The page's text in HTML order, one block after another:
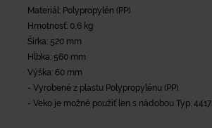
Materiál: Polypropylén (PP)
Hmotnosť: 0,6 kg
Šírka: 520 mm
Hĺbka: 560 mm
Výška: 60 mm
- Vyrobené z plastu Polypropylénu (PP).
- Veko je možné použiť len s nádobou Typ: 4417.